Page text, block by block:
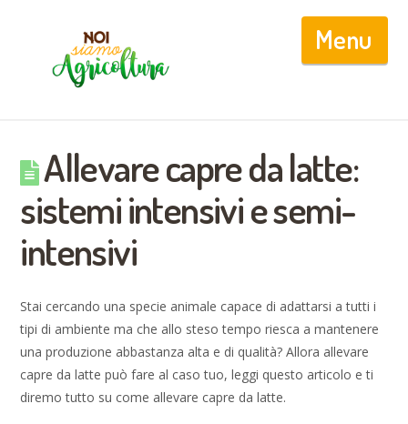
Allevare capre da latte:
sistemi intensivi e semi-
intensivi
Stai cercando una specie animale capace di adattarsi a tutti i
tipi di ambiente ma che allo steso tempo riesca a mantenere
una produzione abbastanza alta e di qualità? Allora allevare
capre da latte può fare al caso tuo, leggi questo articolo e ti
diremo tutto su come allevare capre da latte.